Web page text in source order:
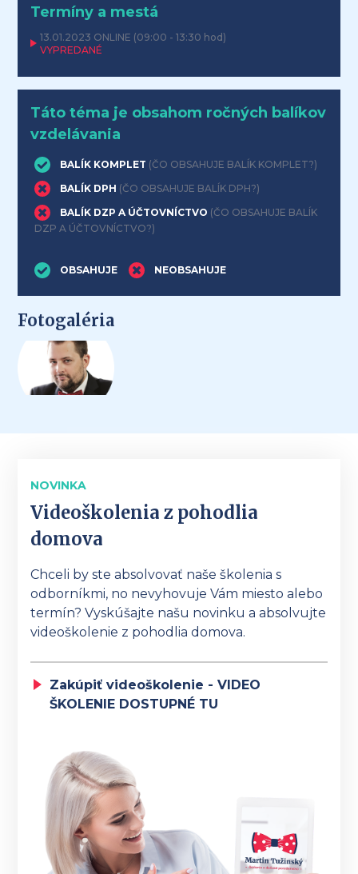
Termíny a mestá
13.01.2023 ONLINE (09:00 - 13:30 hod)
VYPREDANÉ
Táto téma je obsahom ročných balíkov
vzdelávania
BALÍK KOMPLET (ČO OBSAHUJE BALÍK KOMPLET?)
BALÍK DPH (ČO OBSAHUJE BALÍK DPH?)
BALÍK DZP A ÚČTOVNÍCTVO (ČO OBSAHUJE BALÍK
DZP A ÚČTOVNÍCTVO?)
OBSAHUJE NEOBSAHUJE
Fotogaléria
NOVINKA
Videoškolenia z pohodlia
domova
Chceli by ste absolvovať naše školenia s
odborníkmi, no nevyhovuje Vám miesto alebo
termín? Vyskúšajte našu novinku a absolvujte
videoškolenie z pohodlia domova.
Zakúpiť videoškolenie - VIDEO
ŠKOLENIE DOSTUPNÉ TU